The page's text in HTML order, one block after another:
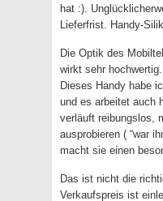
hat :).
Lieferfrist. Handy-
Die Optik des
wirkt sehr
Dieses Handy habe
und es arbeitet auch
verläuft reibungslos,
ausprobieren ( “war
macht sie einen
Das ist nicht die
Verkaufspreis ist